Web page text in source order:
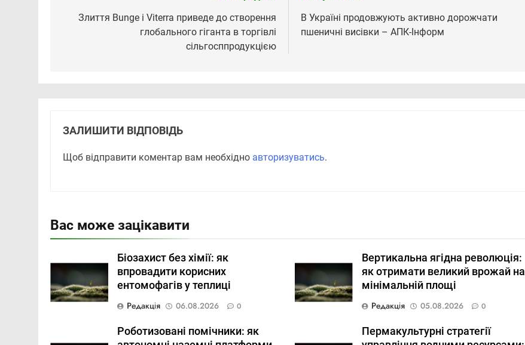
записів
Злиття Bunge і Viterra приведе до створення
глобального гіганта в торгівлі
сільгосппродукцією
В Україні продовжують активно дорожчати
пшеничні висівки – АПК-Інформ
ЗАЛИШИТИ ВІДПОВІДЬ
Щоб відправити коментар вам необхідно авторизуватись.
Вас може зацікавити
Біозахист без хімії: як
впровадити корисних
ентомофагів у теплиці
Редакція
06.08.2026 0
Вертикальна ягідна революція:
як отримати великий врожай на
мінімальній площі
Редакція
05.08.2026 0
Роботизовані помічники: як
Пермакультурні стратегії